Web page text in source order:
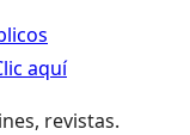
aquí
revistas.